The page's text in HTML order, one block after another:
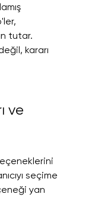
tutar.
kararı
ve
seçime
yan